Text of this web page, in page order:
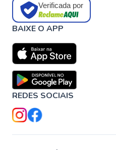
Verificada por
BAIXE O APP
REDES SOCIAIS